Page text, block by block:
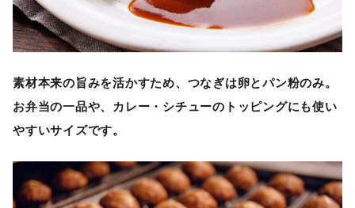
素材本来の旨みを活かすため、つなぎは卵とパン粉のみ。
お弁当の一品や、カレー・シチューのトッピングにも使い
やすいサイズです。